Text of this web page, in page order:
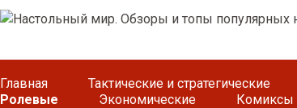
Главная Тактические и стратегические
Ролевые
Экономические Комиксы